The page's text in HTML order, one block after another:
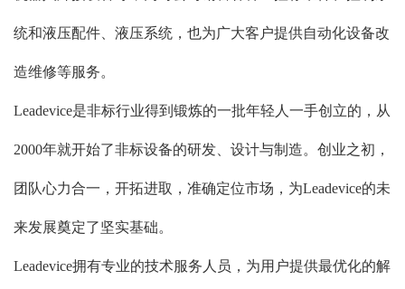
统和液压配件、液压系统，也为广大客户提供自动化设备改
造维修等服务。
Leadevice是非标行业得到锻炼的一批年轻人一手创立的，从
2000年就开始了非标设备的研发、设计与制造。创业之初，
团队心力合一，开拓进取，准确定位市场，为Leadevice的未
来发展奠定了坚实基础。
Leadevice拥有专业的技术服务人员，为用户提供最优化的解